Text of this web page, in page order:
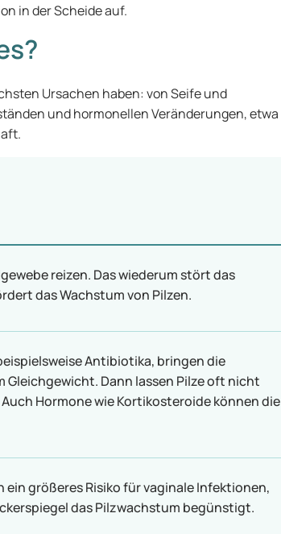
in der Scheide auf.
Ursachen haben: von Seife und
und hormonellen Veränderungen, etwa
reizen. Das wiederum stört das
das Wachstum von Pilzen.
Antibiotika, bringen die
Gleichgewicht. Dann lassen Pilze oft nicht
Hormone wie Kortikosteroide können die
ein größeres Risiko für vaginale Infektionen,
das Pilzwachstum begünstigt.